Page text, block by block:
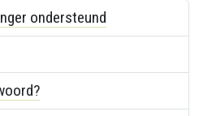
ondersteund